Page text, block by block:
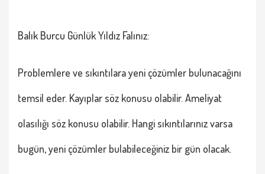
Balık Burcu Günlük Yıldız Falınız:
Problemlere ve sıkıntılara yeni çözümler bulunacağını
temsil eder. Kayıplar söz konusu olabilir. Ameliyat
olasılığı söz konusu olabilir. Hangi sıkıntılarınız varsa
bugün, yeni çözümler bulabileceğiniz bir gün olacak.